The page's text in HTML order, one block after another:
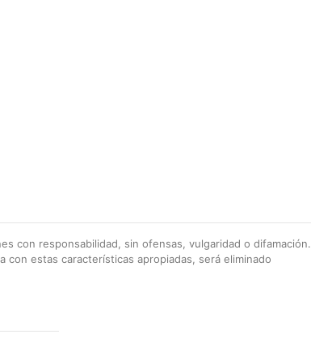
con responsabilidad, sin ofensas, vulgaridad o difamación.
con estas características apropiadas, será eliminado